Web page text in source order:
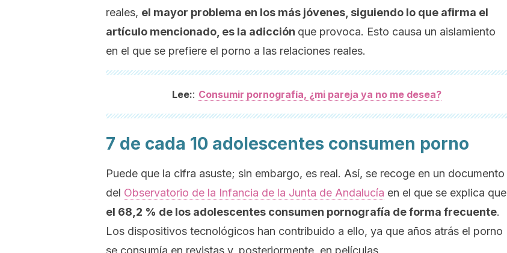
reales, el mayor problema en los más jóvenes, siguiendo lo que afirma el
artículo mencionado, es la adicción que provoca. Esto causa un aislamiento
en el que se prefiere el porno a las relaciones reales.
Lee:: Consumir pornografía, ¿mi pareja ya no me desea?
7 de cada 10 adolescentes consumen porno
Puede que la cifra asuste; sin embargo, es real. Así, se recoge en un documento
del Observatorio de la Infancia de la Junta de Andalucía en el que se explica que
el 68,2 % de los adolescentes consumen pornografía de forma frecuente.
Los dispositivos tecnológicos han contribuido a ello, ya que años atrás el porno
se consumía en revistas y, posteriormente, en películas.